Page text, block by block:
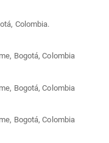
Colombia.
Bogotá, Colombia
Bogotá, Colombia
Bogotá, Colombia